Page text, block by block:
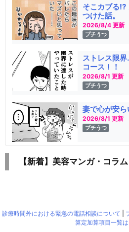
そこカブる!?
つけた話。
2026/8/4 更新
プチうつ
ストレス限
コース！！
2026/8/1 更新
プチうつ
妻で心が安
2026/8/1 更新
プチうつ
【新着】美容マンガ・コラム
診療時間外における緊急の電話相談について
算定加算項目一覧